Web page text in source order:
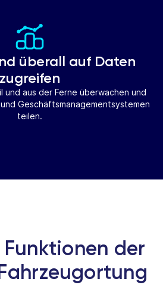
überall auf Daten
zugreifen
und aus der Ferne überwachen und
Geschäftsmanagementsystemen
teilen.
der